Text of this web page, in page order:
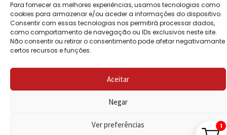
Para fornecer as melhores experiências, usamos tecnologias como
cookies para armazenar e/ou aceder a informações do dispositivo.
Consentir com essas tecnologias nos permitirá processar dados,
como comportamento de navegação ou IDs exclusivos neste site.
Não consentir ou retirar o consentimento pode afetar negativamante
certos recursos e funções.
Aceitar
Negar
Ver preferências
direitos reservados.
1